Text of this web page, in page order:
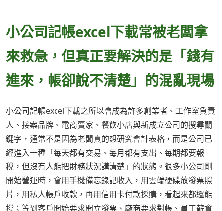
小公司記帳excel下載常被老闆拿
來救急，但真正要解決的是「錢有
進來，帳卻說不清楚」的混亂現場
小公司記帳excel下載之所以會成為許多創業者、工作室負責
人、接案品牌、電商賣家、餐飲小店與新成立公司的搜尋關
鍵字，通常不是因為老闆真的想研究會計表格，而是公司已
經進入一種「每天都有交易、每月都有支出、每期都要報
稅，但沒有人能把財務狀況講清楚」的狀態。很多小公司剛
開始營運時，會用手機備忘錄記收入，用雲端硬碟放發票照
片，用私人帳戶收款，再用信用卡付款採購，看起來都還能
撐；等到客戶開始要求開立發票、廠商要求對帳、員工薪資